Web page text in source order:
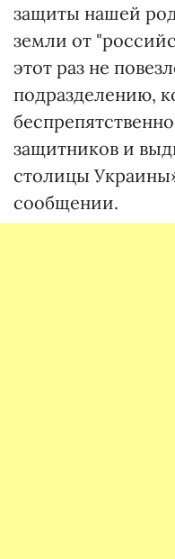
защиты нашей
земли от
этот раз не
подразделению,
защитников и
столицы
сообщении.